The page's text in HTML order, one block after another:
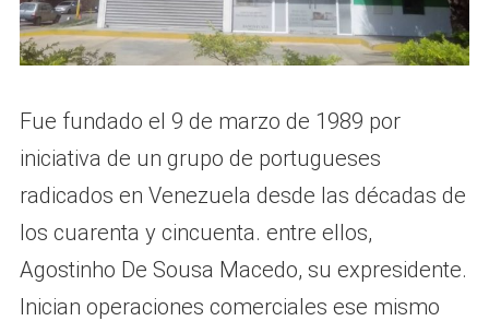
Fue fundado el 9 de marzo de 1989 por
iniciativa de un grupo de portugueses
radicados en Venezuela desde las décadas de
los cuarenta y cincuenta. entre ellos,
Agostinho De Sousa Macedo, su expresidente.
Inician operaciones comerciales ese mismo